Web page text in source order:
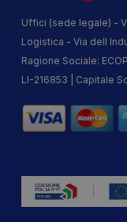
Uffici (sede legale) -
Logistica - Via dell
Ragione Sociale:
LI-216853 | Capitale